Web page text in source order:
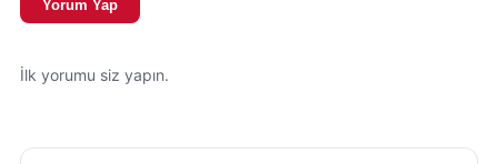
Yorum Yap
İlk yorumu siz yapın.